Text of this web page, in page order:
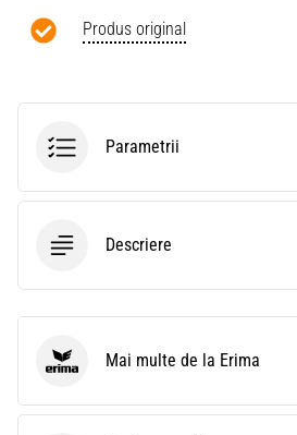
Produs original
Parametrii
Descriere
Erima Mai multe de la Erima